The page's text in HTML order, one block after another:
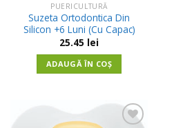
PUERICULTURĂ
Suzeta Ortodontica Din
Silicon +6 Luni (Cu Capac)
25.45 lei
ADAUGĂ ÎN COȘ